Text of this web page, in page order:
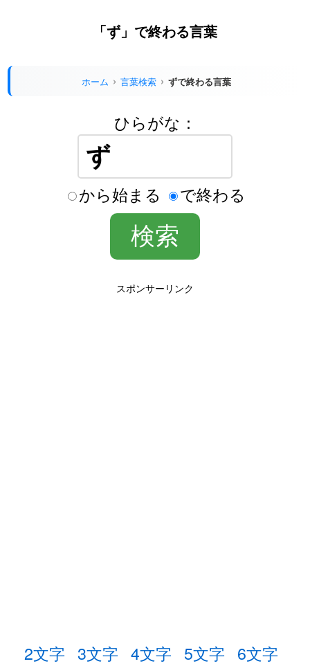
「ず」で終わる言葉
ホーム 言葉検索 ずで終わる言葉
ひらがな：
から始まる で終わる
スポンサーリンク
2文字 3文字 4文字 5文字 6文字